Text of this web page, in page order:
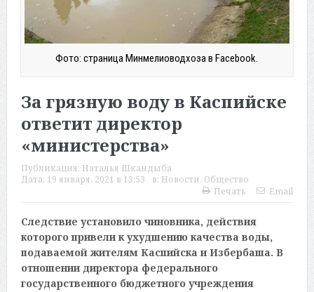
Фото: страница Минмелиоводхоза в Facebook.
За грязную воду в Каспийске
ответит директор
«министерства»
Публикация: Наталья Шкандыба
Дата: 19 января, 2021 в 13:53 в: Новости, Общество
Печать
Email
Следствие установило чиновника, действия
которого привели к ухудшению качества воды,
подаваемой жителям Каспийска и Избербаша. В
отношении директора федерального
государственного бюджетного учреждения